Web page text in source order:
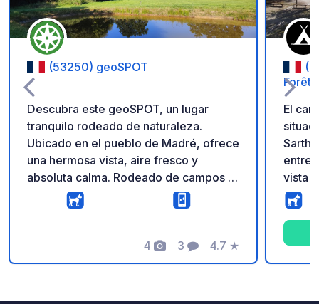
(53250) geoSPOT
Descubra este geoSPOT, un lugar
tranquilo rodeado de naturaleza.
Ubicado en el pueblo de Madré, ofrece
una hermosa vista, aire fresco y
absoluta calma. Rodeado de campos y
a dos pasos de un estanque, es el lugar
perfecto para una estancia relajante en
Recordatorio: - Recuerde registrar el
geoCode a su llegada - Mi vehículo
4
Fotos
3
Comentarios
4.7
Calificación
★
Forêt
El
entre
vista